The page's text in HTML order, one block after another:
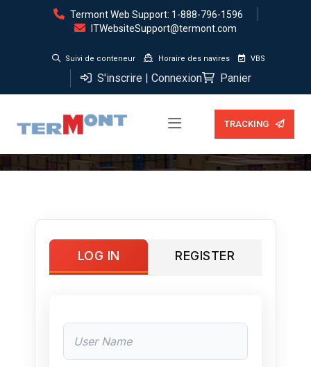
Termont Web Support: 1-888-796-1596
ITWebsiteSupport@termont.com
Suivi de conteneur Horaire des navires VBS
S'inscrire | Connexion Panier
TRACKING
Mon compte
LOG IN REGISTER